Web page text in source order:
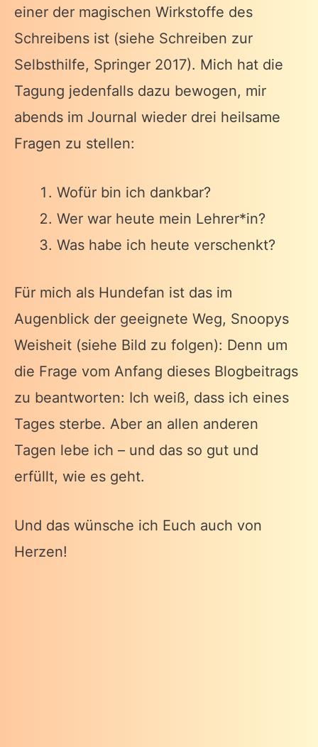
einer der magischen Wirkstoffe des
Schreibens ist (siehe Schreiben zur
Selbsthilfe, Springer 2017). Mich hat die
Tagung jedenfalls dazu bewogen, mir
abends im Journal wieder drei heilsame
Fragen zu stellen:
Wofür bin ich dankbar?
Wer war heute mein Lehrer*in?
Was habe ich heute verschenkt?
Für mich als Hundefan ist das im
Augenblick der geeignete Weg, Snoopys
Weisheit (siehe Bild zu folgen): Denn um
die Frage vom Anfang dieses Blogbeitrags
zu beantworten: Ich weiß, dass ich eines
Tages sterbe. Aber an allen anderen
Tagen lebe ich – und das so gut und
erfüllt, wie es geht.
Und das wünsche ich Euch auch von
Herzen!